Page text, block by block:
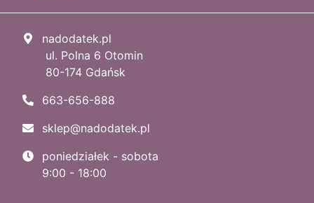
nadodatek.pl
ul. Polna 6 Otomin
80-174 Gdańsk
663-656-888
sklep@nadodatek.pl
poniedziałek - sobota
9:00 - 18:00